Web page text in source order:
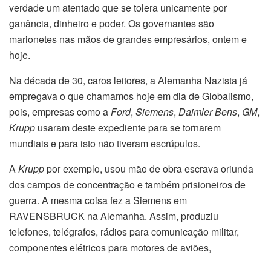
verdade um atentado que se tolera unicamente por
ganância, dinheiro e poder. Os governantes são
marionetes nas mãos de grandes empresários, ontem e
hoje.
Na década de 30, caros leitores, a Alemanha Nazista já
empregava o que chamamos hoje em dia de Globalismo,
pois, empresas como a Ford, Siemens, Daimler Bens, GM,
Krupp usaram deste expediente para se tornarem
mundiais e para isto não tiveram escrúpulos.
A Krupppor exemplo, usou mão de obra escrava oriunda
dos campos de concentração e também prisioneiros de
guerra. A mesma coisa fez a Siemens em
RAVENSBRUCK na Alemanha. Assim, produziu
telefones, telégrafos, rádios para comunicação militar,
componentes elétricos para motores de aviões,